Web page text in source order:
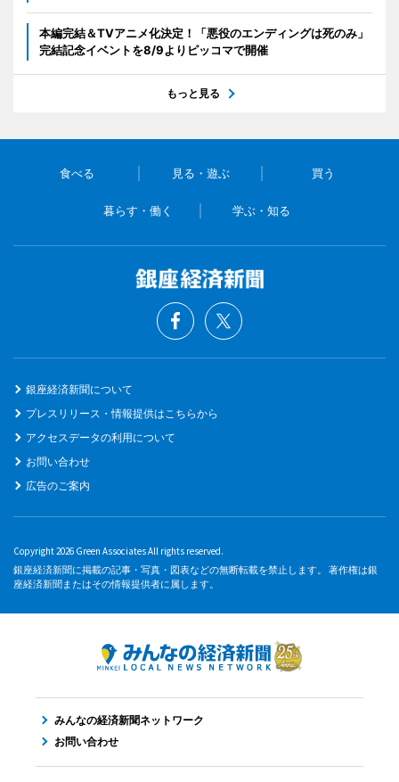
本編完結＆TVアニメ化決定！「悪役のエンディングは死のみ」
完結記念イベントを8/9よりピッコマで開催
もっと見る
食べる 見る・遊ぶ 買う
暮らす・働く 学ぶ・知る
銀座経済新聞について
プレスリリース・情報提供はこちらから
アクセスデータの利用について
お問い合わせ
広告のご案内
Copyright 2026 Green Associates All rights reserved.
銀座経済新聞に掲載の記事・写真・図表などの無断転載を禁止します。 著作権は銀
座経済新聞またはその情報提供者に属します。
みんなの経済新聞ネットワーク
お問い合わせ